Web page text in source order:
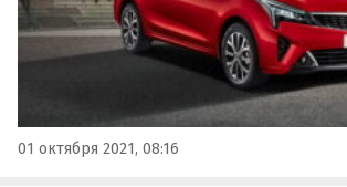
01 октября 2021, 08:16